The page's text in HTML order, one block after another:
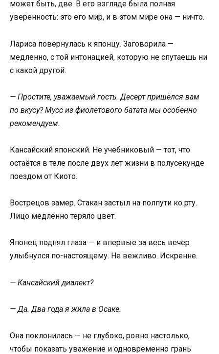
может быть, две. В его взгляде была полная
уверенность: это его мир, и в этом мире она — ничто.
Лариса повернулась к японцу. Заговорила —
медленно, с той интонацией, которую не спутаешь ни
с какой другой:
— Простите, уважаемый гость. Десерт пришёлся вам
по вкусу? Мусс из фиолетового батата мы особенно
рекомендуем.
Кансайский японский. Не учебниковый — тот, что
остаётся в теле после двух лет жизни в полусекунде
поездом от Киото.
Вострецов замер. Стакан застыл на полпути ко рту.
Лицо медленно теряло цвет.
Японец поднял глаза — и впервые за весь вечер
улыбнулся по-настоящему. Не вежливо. Искренне.
— Кансайский диалект?
— Да. Два года я жила в Осаке.
Она поклонилась — не глубоко, ровно настолько,
чтобы показать уважение и одновременно грань